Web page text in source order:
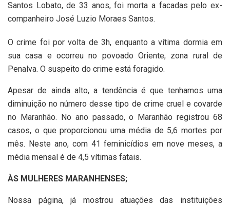
Santos Lobato, de 33 anos, foi morta a facadas pelo ex-
companheiro José Luzio Moraes Santos.
O crime foi por volta de 3h, enquanto a vítima dormia em
sua casa e ocorreu no povoado Oriente, zona rural de
Penalva. O suspeito do crime está foragido.
Apesar de ainda alto, a tendência é que tenhamos uma
diminuição no número desse tipo de crime cruel e covarde
no Maranhão. No ano passado, o Maranhão registrou 68
casos, o que proporcionou uma média de 5,6 mortes por
mês. Neste ano, com 41 feminicídios em nove meses, a
média mensal é de 4,5 vítimas fatais.
ÀS MULHERES MARANHENSES;
Nossa página, já mostrou atuações das instituições